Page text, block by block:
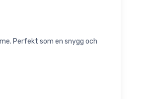
Perfekt som en snygg och